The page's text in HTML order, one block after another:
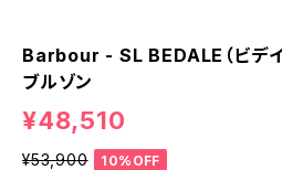
Barbour - SL BEDALE（ビデイ
ブルゾン
¥48,510
¥53,900
10%OFF